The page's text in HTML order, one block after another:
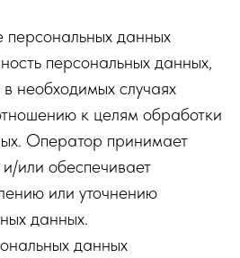
данных
персональных данных,
в необходимых случаях
к целям обработки
Оператор принимает
или обеспечивает
или уточнению
данных.
данных